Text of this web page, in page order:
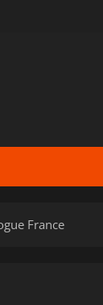
France